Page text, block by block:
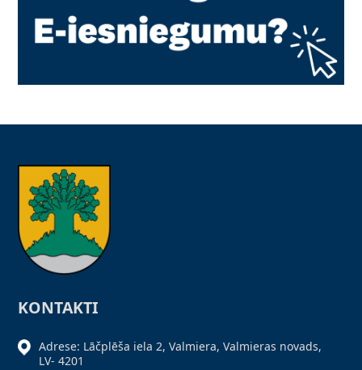
KONTAKTI
Adrese: Lāčplēša iela 2, Valmiera, Valmieras novads,
LV- 4201